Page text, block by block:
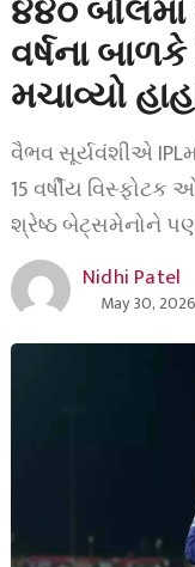
૪૪૦
વર્ષના
મચાવ્યો
વૈભવ સૂર્યવંશીએ
15 વર્ષીય
શ્રેષ્ઠ બેટ્સમેનોને
Nidhi Patel
May 30,